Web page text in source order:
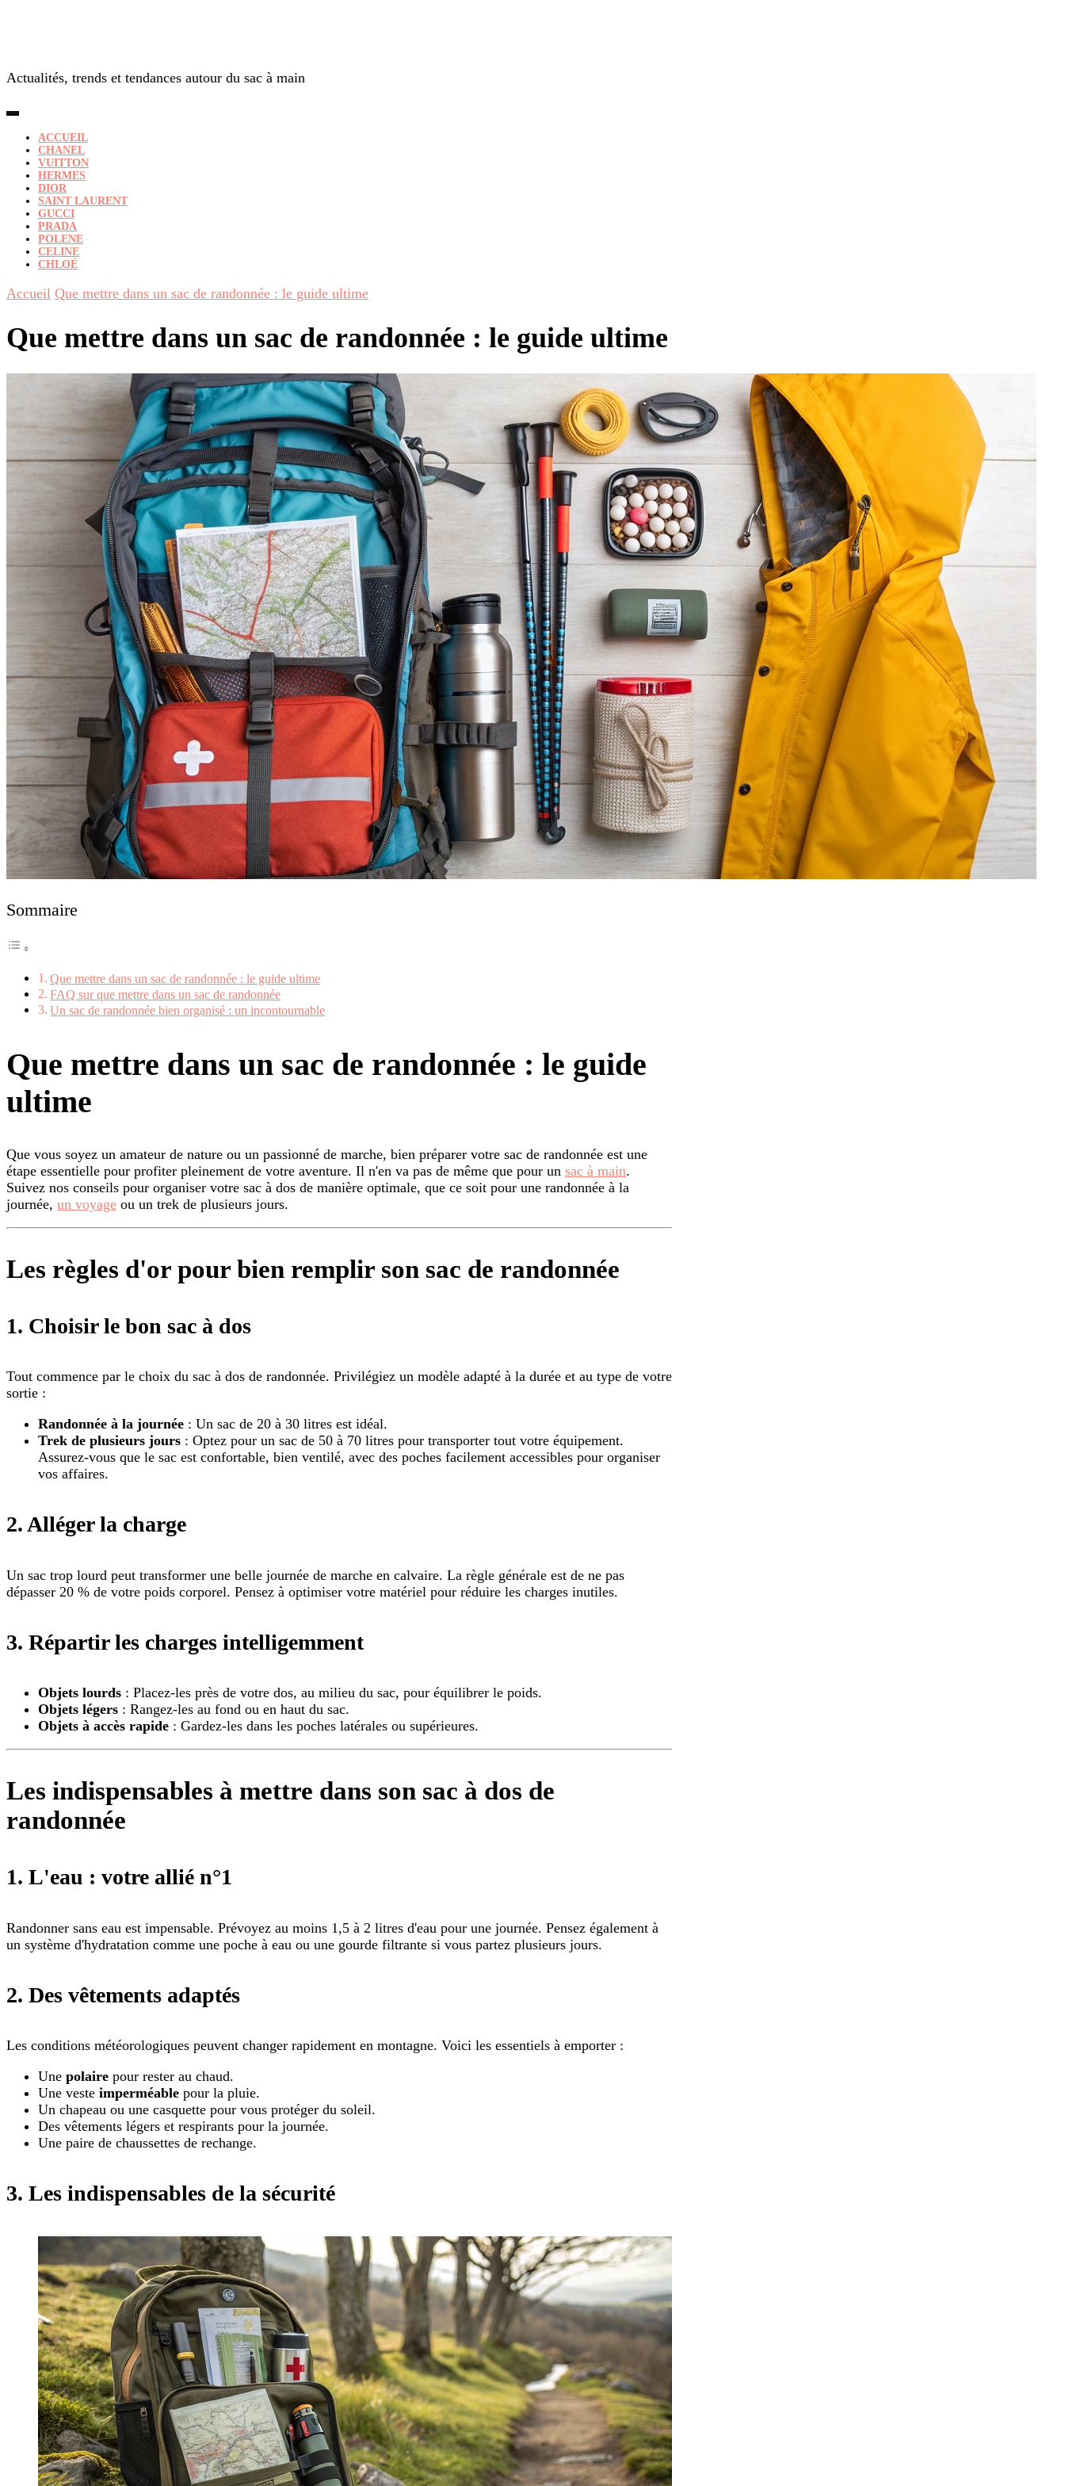
Actualités, trends et tendances autour du sac à main
ACCUEIL
CHANEL
VUITTON
HERMES
DIOR
SAINT LAURENT
GUCCI
PRADA
POLENE
CELINE
CHLOÉ
Accueil Que mettre dans un sac de randonnée : le guide ultime
Que mettre dans un sac de randonnée : le guide ultime
Sommaire
Que mettre dans un sac de randonnée : le guide ultime
FAQ sur que mettre dans un sac de randonnée
Un sac de randonnée bien organisé : un incontournable
Que mettre dans un sac de randonnée : le guide
ultime
Que vous soyez un amateur de nature ou un passionné de marche, bien préparer votre sac de randonnée est une
étape essentielle pour profiter pleinement de votre aventure. Il n'en va pas de même que pour un sac à main.
Suivez nos conseils pour organiser votre sac à dos de manière optimale, que ce soit pour une randonnée à la
journée, un voyage ou un trek de plusieurs jours.
Les règles d'or pour bien remplir son sac de randonnée
1. Choisir le bon sac à dos
Tout commence par le choix du sac à dos de randonnée. Privilégiez un modèle adapté à la durée et au type de votre
sortie :
Randonnée à la journée : Un sac de 20 à 30 litres est idéal.
Trek de plusieurs jours : Optez pour un sac de 50 à 70 litres pour transporter tout votre équipement.
Assurez-vous que le sac est confortable, bien ventilé, avec des poches facilement accessibles pour organiser
vos affaires.
2.Alléger la charge
Un sac trop lourd peut transformer une belle journée de marche en calvaire. La règle générale est de ne pas
dépasser 20 % de votre poids corporel. Pensez à optimiser votre matériel pour réduire les charges inutiles.
3. Répartir les charges intelligemment
Objets lourds : Placez-les près de votre dos, au milieu du sac, pour équilibrer le poids.
Objets légers : Rangez-les au fond ou en haut du sac.
Objets à accès rapide : Gardez-les dans les poches latérales ou supérieures.
Les indispensables à mettre dans son sac à dos de
randonnée
1. L'eau : votre allié n°1
Randonner sans eau est impensable. Prévoyez au moins 1,5 à 2 litres d'eau pour une journée. Pensez également à
un système d'hydratation comme une poche à eau ou une gourde filtrante si vous partez plusieurs jours.
2. Des vêtements adaptés
Les conditions météorologiques peuvent changer rapidement en montagne. Voici les essentiels à emporter :
Une polaire pour rester au chaud.
Une veste imperméable pour la pluie.
Un chapeau ou une casquette pour vous protéger du soleil.
Des vêtements légers et respirants pour la journée.
Une paire de chaussettes de rechange.
3. Les indispensables de la sécurité